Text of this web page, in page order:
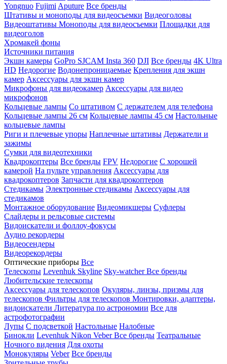
Yongnuo Fujimi Aputure Все бренды
Штативы и моноподы для видеосъемки Видеоголовы
Видеоштативы Моноподы для видеосъемки Площадки для
видеоголов
Хромакей фоны
Источники питания
Экшн камеры GoPro SJCAM Insta 360 DJI Все бренды 4K Ultra
HD Недорогие Водонепроницаемые Крепления для экшн
камер Аксессуары для экшн камер
Микрофоны для видеокамер Аксессуары для видео
микрофонов
Кольцевые лампы Со штативом C держателем для телефона
Кольцевые лампы 26 см Кольцевые лампы 45 см Настольные
кольцевые лампы
Риги и плечевые упоры Наплечные штативы Держатели и
зажимы
Сумки для видеотехники
Квадрокоптеры Все бренды FPV Недорогие С хорошей
камерой На пульте управления Аксессуары для
квадрокоптеров Запчасти для квадрокоптеров
Стедикамы Электронные стедикамы Аксессуары для
стедикамов
Монтажное оборудование Видеомикшеры Суфлеры
Слайдеры и рельсовые системы
Видоискатели и фоллоу-фокусы
Аудио рекордеры
Видеосендеры
Видеорекордеры
Оптические приборы Все
Телескопы Levenhuk Skyline Sky-watcherВсе бренды
Любительские телескопы
Аксессуары для телескопов Окуляры, линзы, призмы для
телескопов Фильтры для телескопов Монтировки, адаптеры,
видоискатели Литература по астрономии Все для
астрофотографии
Лупы С подсветкой Настольные Налобные
Бинокли Levenhuk Nikon VeberВсе бренды Театральные
Ночного видения Для охоты
Монокуляры Veber Все бренды